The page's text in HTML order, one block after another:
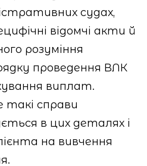
судах,
відомчі акти й
розуміння
проведення ВЛК
виплат.
такі справи
в цих деталях і
на вивчення